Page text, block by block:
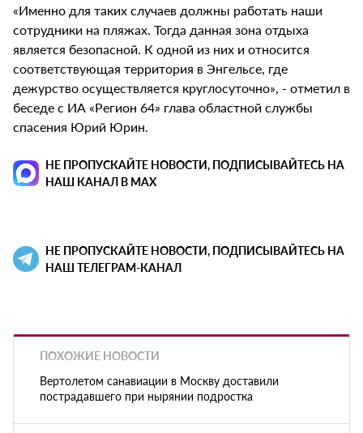
«Именно для таких случаев должны работать наши
сотрудники на пляжах. Тогда данная зона отдыха
является безопасной. К одной из них и относится
соответствующая территория в Энгельсе, где
дежурство осуществляется круглосуточно», - отметил в
беседе с ИА «Регион 64» глава областной службы
спасения Юрий Юрин.
НЕ ПРОПУСКАЙТЕ НОВОСТИ, ПОДПИСЫВАЙТЕСЬ НА
НАШ КАНАЛ В MAX
НЕ ПРОПУСКАЙТЕ НОВОСТИ, ПОДПИСЫВАЙТЕСЬ НА
НАШ ТЕЛЕГРАМ-КАНАЛ
ПОХОЖИЕ НОВОСТИ
Вертолетом санавиации в Москву доставили
пострадавшего при нырянии подростка